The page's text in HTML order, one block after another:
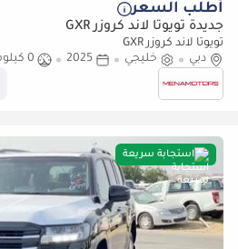
أطلب السعر
جديدة تويوتا لاند كروزر GXR
تويوتا لاند كروزر GXR
دبي
خليجي 2025
0 كيلومتر
استجابة سريعة